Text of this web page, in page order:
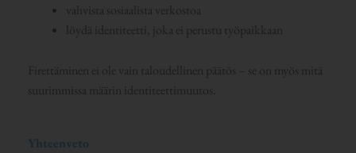
vahvista sosiaalista verkostoa
löydä identiteetti, joka ei perustu työpaikkaan
Firettäminen ei ole vain taloudellinen päätös – se on myös mitä
suurimmissa määrin identiteettimuutos.
Yhteenveto